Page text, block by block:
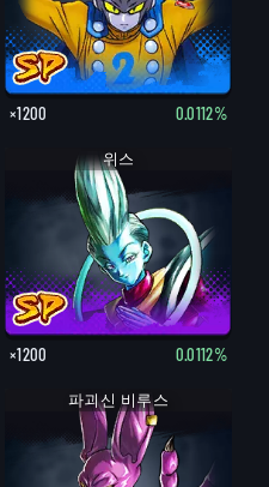
×1200 0.0112%
위스
×1200 0.0112%
파괴신 비루스